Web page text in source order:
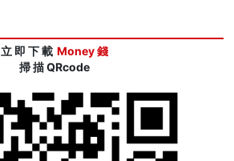
立 即 下 載 Money 錢
掃 描 QRcode